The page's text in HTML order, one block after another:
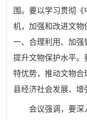
围。要以学习贯彻
机，加强和改进文物
一、合理利用、加强
提升文物保护水平。
特优势，推动文物
县经济社会发展、增
会议强调，要深